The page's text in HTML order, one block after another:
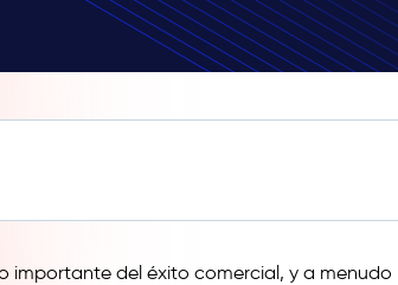
importante del éxito comercial, y a